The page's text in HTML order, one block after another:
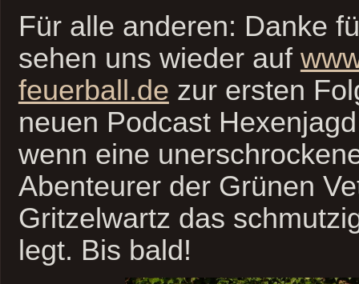
Für alle anderen: Danke
sehen uns wieder auf
feuerball.de zur ersten
neuen Podcast
wenn eine
Abenteurer der Grünen
Gritzelwartz das
legt. Bis bald!